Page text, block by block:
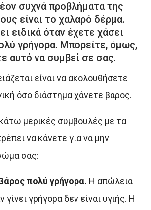
συχνά προβλήματα της
είναι το χαλαρό δέρμα.
ειδικά όταν έχετε χάσει
γρήγορα. Μπορείτε, όμως,
αυτό να συμβεί σε σας.
είναι να ακολουθήσετε
όσο διάστημα χάνετε βάρος.
μερικές συμβουλές με τα
να κάνετε για να μην
σας:
πολύ γρήγορα. Η απώλεια
γίνει γρήγορα δεν είναι υγιής. Η